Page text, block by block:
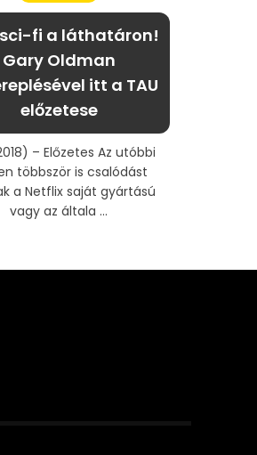
sci-fi a láthatáron!
Gary Oldman
itt a TAU
előzetese
– Előzetes Az utóbbi
többször is csalódást
a Netflix saját gyártású
vagy az általa ...